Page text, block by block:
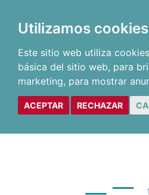
Utilizamos cookies
Este sitio web utiliza
básica del sitio web, para
marketing, para mostrar
ACEPTAR RECHAZAR